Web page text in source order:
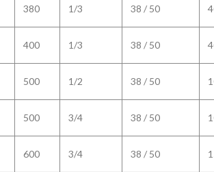
380 1/3 38 / 50
400 1/3 38 / 50
500 1/2 38 / 50
500 3/4 38 / 50
600 3/4 38 / 50